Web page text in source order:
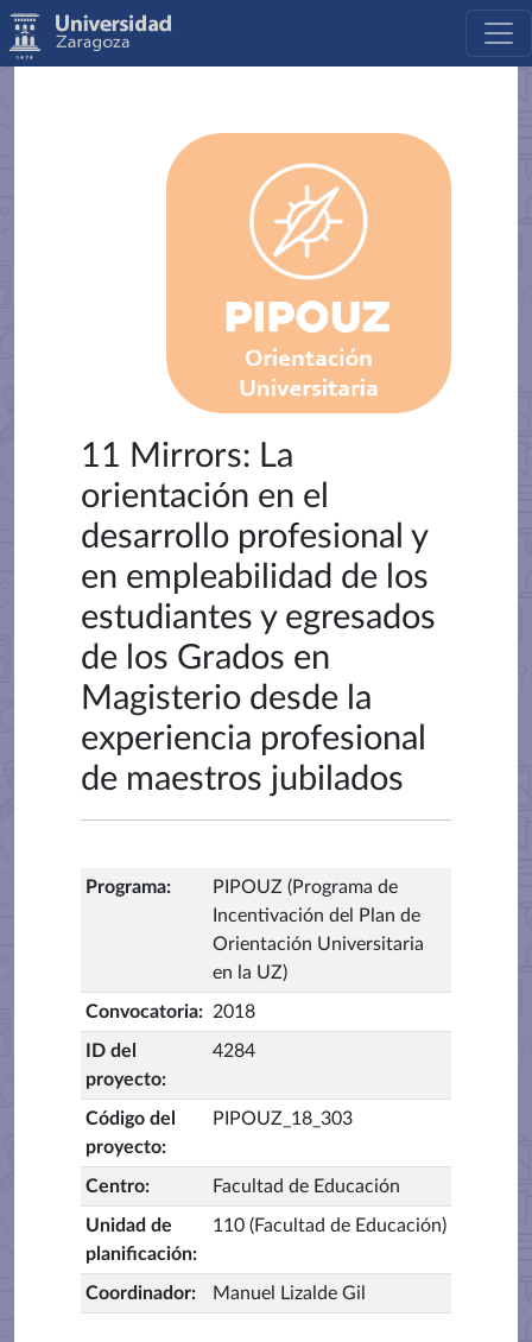
11 Mirrors: La
orientación en el
desarrollo profesional y
en empleabilidad de los
estudiantes y egresados
de los Grados en
Magisterio desde la
experiencia profesional
de maestros jubilados
Programa:
PIPOUZ (Programa de
Incentivación del Plan de
Orientación Universitaria
en la UZ)
Convocatoria: 2018
ID del
proyecto:
4284
Código del
proyecto:
PIPOUZ_18_303
Centro: Facultad de Educación
Unidad de
planificación:
110 (Facultad de Educación)
Coordinador: Manuel Lizalde Gil